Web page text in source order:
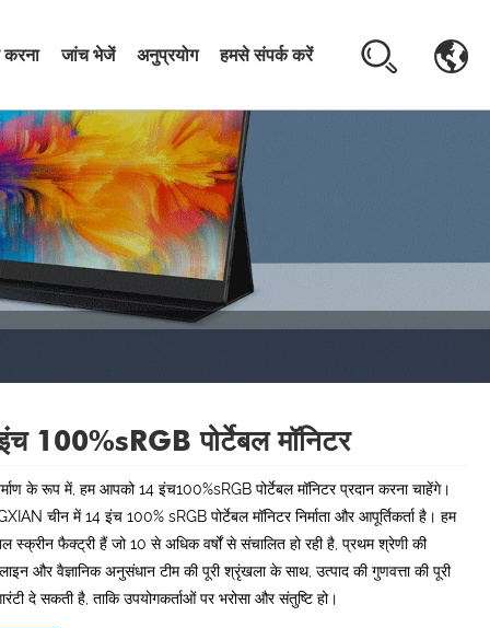
करना जांच भेजें अनुप्रयोग हमसे संपर्क करें
100%sRGB पोर्टेबल मॉनिटर
के रूप में, हम आपको 14 इंच100%sRGB पोर्टेबल मॉनिटर प्रदान करना चाहेंगे।
चीन में 14 इंच 100% sRGB पोर्टेबल मॉनिटर निर्माता और आपूर्तिकर्ता है। हम
स्क्रीन फैक्ट्री हैं जो 10 से अधिक वर्षों से संचालित हो रही है, प्रथम श्रेणी की
और वैज्ञानिक अनुसंधान टीम की पूरी श्रृंखला के साथ, उत्पाद की गुणवत्ता की पूरी
दे सकती है, ताकि उपयोगकर्ताओं पर भरोसा और संतुष्टि हो।